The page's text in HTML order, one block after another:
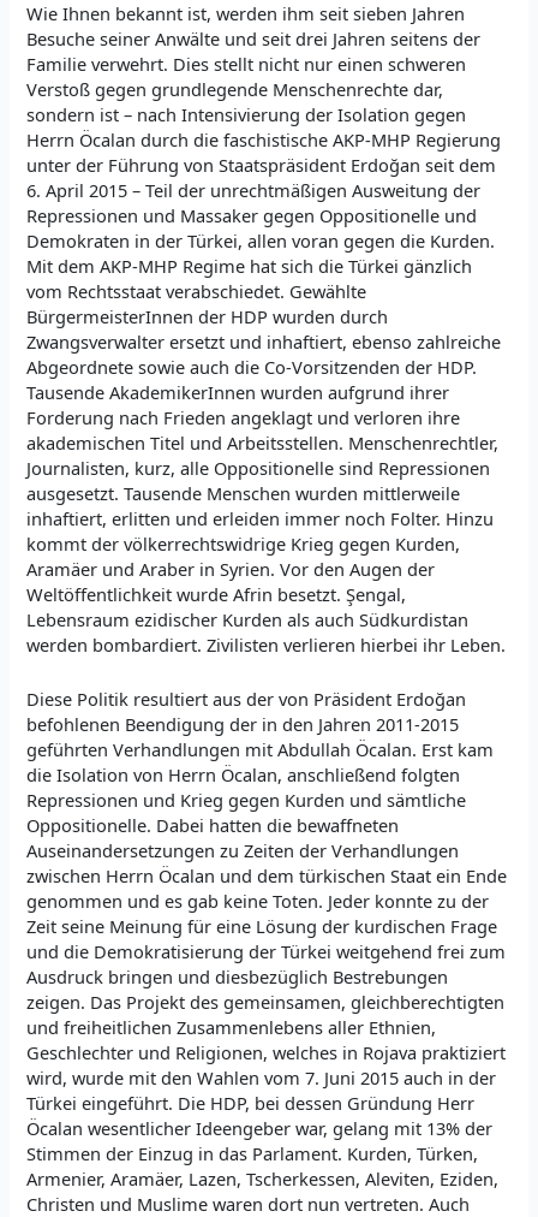
Wie Ihnen bekannt ist, werden ihm seit sieben Jahren
Besuche seiner Anwälte und seit drei Jahren seitens der
Familie verwehrt. Dies stellt nicht nur einen schweren
Verstoß gegen grundlegende Menschenrechte dar,
sondern ist – nach Intensivierung der Isolation gegen
Herrn Öcalan durch die faschistische AKP-MHP Regierung
unter der Führung von Staatspräsident Erdoğan seit dem
6. April 2015 – Teil der unrechtmäßigen Ausweitung der
Repressionen und Massaker gegen Oppositionelle und
Demokraten in der Türkei, allen voran gegen die Kurden.
Mit dem AKP-MHP Regime hat sich die Türkei gänzlich
vom Rechtsstaat verabschiedet. Gewählte
BürgermeisterInnen der HDP wurden durch
Zwangsverwalter ersetzt und inhaftiert, ebenso zahlreiche
Abgeordnete sowie auch die Co-Vorsitzenden der HDP.
Tausende AkademikerInnen wurden aufgrund ihrer
Forderung nach Frieden angeklagt und verloren ihre
akademischen Titel und Arbeitsstellen. Menschenrechtler,
Journalisten, kurz, alle Oppositionelle sind Repressionen
ausgesetzt. Tausende Menschen wurden mittlerweile
inhaftiert, erlitten und erleiden immer noch Folter. Hinzu
kommt der völkerrechtswidrige Krieg gegen Kurden,
Aramäer und Araber in Syrien. Vor den Augen der
Weltöffentlichkeit wurde Afrin besetzt. Şengal,
Lebensraum ezidischer Kurden als auch Südkurdistan
werden bombardiert. Zivilisten verlieren hierbei ihr Leben.
Diese Politik resultiert aus der von Präsident Erdoğan
befohlenen Beendigung der in den Jahren 2011-2015
geführten Verhandlungen mit Abdullah Öcalan. Erst kam
die Isolation von Herrn Öcalan, anschließend folgten
Repressionen und Krieg gegen Kurden und sämtliche
Oppositionelle. Dabei hatten die bewaffneten
Auseinandersetzungen zu Zeiten der Verhandlungen
zwischen Herrn Öcalan und dem türkischen Staat ein Ende
genommen und es gab keine Toten. Jeder konnte zu der
Zeit seine Meinung für eine Lösung der kurdischen Frage
und die Demokratisierung der Türkei weitgehend frei zum
Ausdruck bringen und diesbezüglich Bestrebungen
zeigen. Das Projekt des gemeinsamen, gleichberechtigten
und freiheitlichen Zusammenlebens aller Ethnien,
Geschlechter und Religionen, welches in Rojava praktiziert
wird, wurde mit den Wahlen vom 7. Juni 2015 auch in der
Türkei eingeführt. Die HDP, bei dessen Gründung Herr
Öcalan wesentlicher Ideengeber war, gelang mit 13% der
Stimmen der Einzug in das Parlament. Kurden, Türken,
Armenier, Aramäer, Lazen, Tscherkessen, Aleviten, Eziden,
Christen und Muslime waren dort nun vertreten. Auch